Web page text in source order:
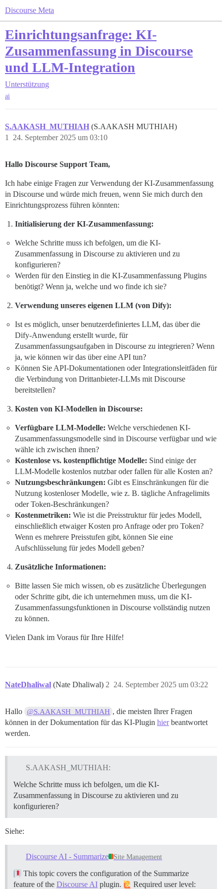
Discourse Meta
Einrichtungsanfrage: KI-
Zusammenfassung in Discourse
und LLM-Integration
Unterstützung
ai
S.AAKASH_MUTHIAH (S.AAKASH MUTHIAH)
24. September 2025 um 03:10
1
Hallo Discourse Support Team,
Ich habe einige Fragen zur Verwendung der KI-Zusammenfassung
in Discourse und würde mich freuen, wenn Sie mich durch den
Einrichtungsprozess führen könnten:
Initialisierung der KI-Zusammenfassung:
Welche Schritte muss ich befolgen, um die KI-
Zusammenfassung in Discourse zu aktivieren und zu
konfigurieren?
Werden für den Einstieg in die KI-Zusammenfassung Plugins
benötigt? Wenn ja, welche und wo finde ich sie?
Verwendung unseres eigenen LLM (von Dify):
Ist es möglich, unser benutzerdefiniertes LLM, das über die
Dify-Anwendung erstellt wurde, für
Zusammenfassungsaufgaben in Discourse zu integrieren? Wenn
ja, wie können wir das über eine API tun?
Können Sie API-Dokumentationen oder Integrationsleitfäden für
die Verbindung von Drittanbieter-LLMs mit Discourse
bereitstellen?
Kosten von KI-Modellen in Discourse:
Verfügbare LLM-Modelle: Welche verschiedenen KI-
Zusammenfassungsmodelle sind in Discourse verfügbar und wie
wähle ich zwischen ihnen?
Kostenlose vs. kostenpflichtige Modelle: Sind einige der
LLM-Modelle kostenlos nutzbar oder fallen für alle Kosten an?
Nutzungsbeschränkungen: Gibt es Einschränkungen für die
Nutzung kostenloser Modelle, wie z. B. tägliche Anfragelimits
oder Token-Beschränkungen?
Kostenmetriken: Wie ist die Preisstruktur für jedes Modell,
einschließlich etwaiger Kosten pro Anfrage oder pro Token?
Wenn es mehrere Preisstufen gibt, können Sie eine
Aufschlüsselung für jedes Modell geben?
Zusätzliche Informationen:
Bitte lassen Sie mich wissen, ob es zusätzliche Überlegungen
oder Schritte gibt, die ich unternehmen muss, um die KI-
Zusammenfassungsfunktionen in Discourse vollständig nutzen
zu können.
Vielen Dank im Voraus für Ihre Hilfe!
NateDhaliwal (Nate Dhaliwal) 24. September 2025 um 03:22
2
Hallo @S.AAKASH_MUTHIAH , die meisten Ihrer Fragen
können in der Dokumentation für das KI-Plugin hierbeantwortet
werden.
S.AAKASH_MUTHIAH:
Welche Schritte muss ich befolgen, um die KI-
Zusammenfassung in Discourse zu aktivieren und zu
konfigurieren?
Siehe:
Discourse AI - Summarize Site Management
This topic covers the configuration of the Summarize
feature of the Discourse AI plugin.
Required user level: